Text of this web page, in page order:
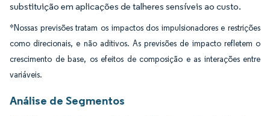
substituição em aplicações de talheres sensíveis ao custo.
*Nossas previsões tratam os impactos dos impulsionadores e restrições
como direcionais, e não aditivos. As previsões de impacto refletem o
crescimento de base, os efeitos de composição e as interações entre
variáveis.
Análise de Segmentos